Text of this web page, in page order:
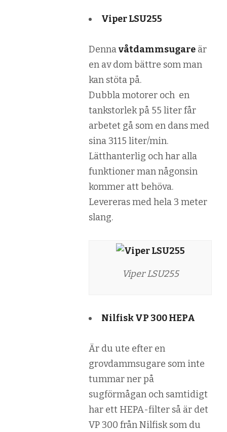
Viper LSU255
Dennavåtdammsugare är
en av dom bättre som man
kan stöta på.
Dubbla motorer och en
tankstorlek på 55 liter får
arbetet gå som en dans med
sina 3115 liter/min.
Lätthanterlig och har alla
funktioner man någonsin
kommer att behöva.
Levereras med hela 3 meter
slang.
Viper LSU255
Nilfisk VP 300 HEPA
Är du ute efter en
grovdammsugare som inte
tummar ner på
sugförmågan och samtidigt
har ett HEPA-filter så är det
VP 300 från Nilfisk som du